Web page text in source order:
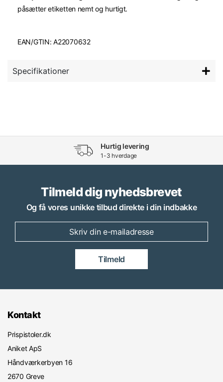
påsætter etiketten nemt og hurtigt.
EAN/GTIN: A22070632
Specifikationer
Hurtig levering
1-3 hverdage
Tilmeld dig nyhedsbrevet
Og få vores unikke tilbud direkte i din indbakke
Tilmeld
Kontakt
Prispistoler.dk
Aniket ApS
Håndværkerbyen 16
2670 Greve